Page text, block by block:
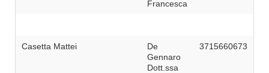
Francesca
Casetta Mattei
De
Gennaro
Dott.ssa
3715660673